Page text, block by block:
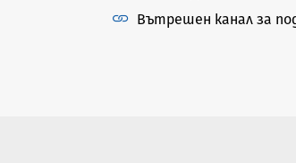
Вътрешен канал за